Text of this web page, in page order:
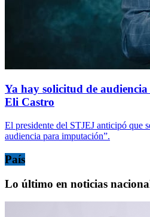
Ya hay solicitud de
Eli Castro
El presidente del STJEJ anticipó que
audiencia para imputación”.
País
Lo último en noticias